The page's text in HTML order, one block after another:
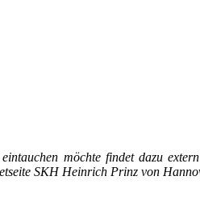
möchte findet dazu
SKH Heinrich Prinz von